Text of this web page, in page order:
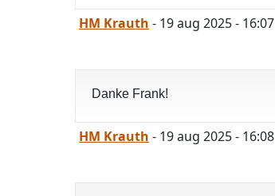
HM Krauth - 19 aug 2025 - 16:07
Danke Frank!
HM Krauth - 19 aug 2025 - 16:08